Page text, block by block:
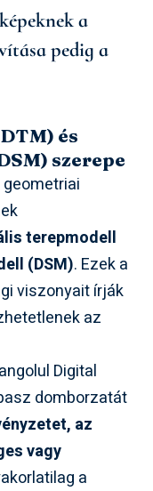
a
pedig a
és
szerepe
terepmodell
(DSM). Ezek a
viszonyait írják
az
Digital
domborzatát
az
vagy
a